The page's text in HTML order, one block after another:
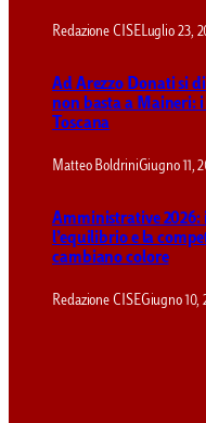
Redazione CISELuglio 23,
Ad Arezzo Donati si
non basta a Maineri:
Toscana
Matteo BoldriniGiugno 11,
Amministrative
l’equilibrio e la
cambiano colore
Redazione CISEGiugno 10,